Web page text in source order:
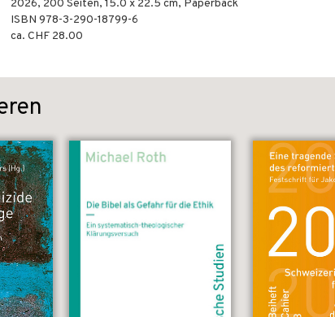
2026, 200 Seiten, 15.0 x 22.5 cm, Paperback
ISBN 978-3-290-18799-6
ca. CHF 28.00